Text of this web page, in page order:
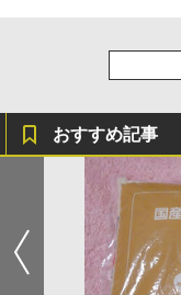
おすすめ記事